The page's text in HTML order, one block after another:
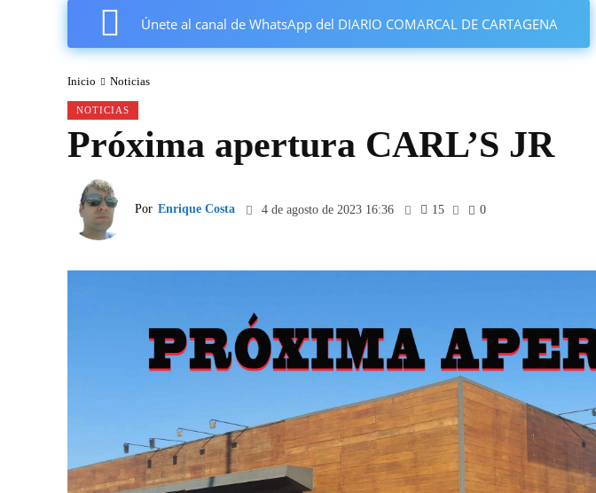
Únete al canal de WhatsApp del DIARIO COMARCAL DE CARTAGENA
Inicio Noticias
NOTICIAS
Próxima apertura CARL’S JR
Por Enrique Costa 4 de agosto de 2023 16:36 15 0